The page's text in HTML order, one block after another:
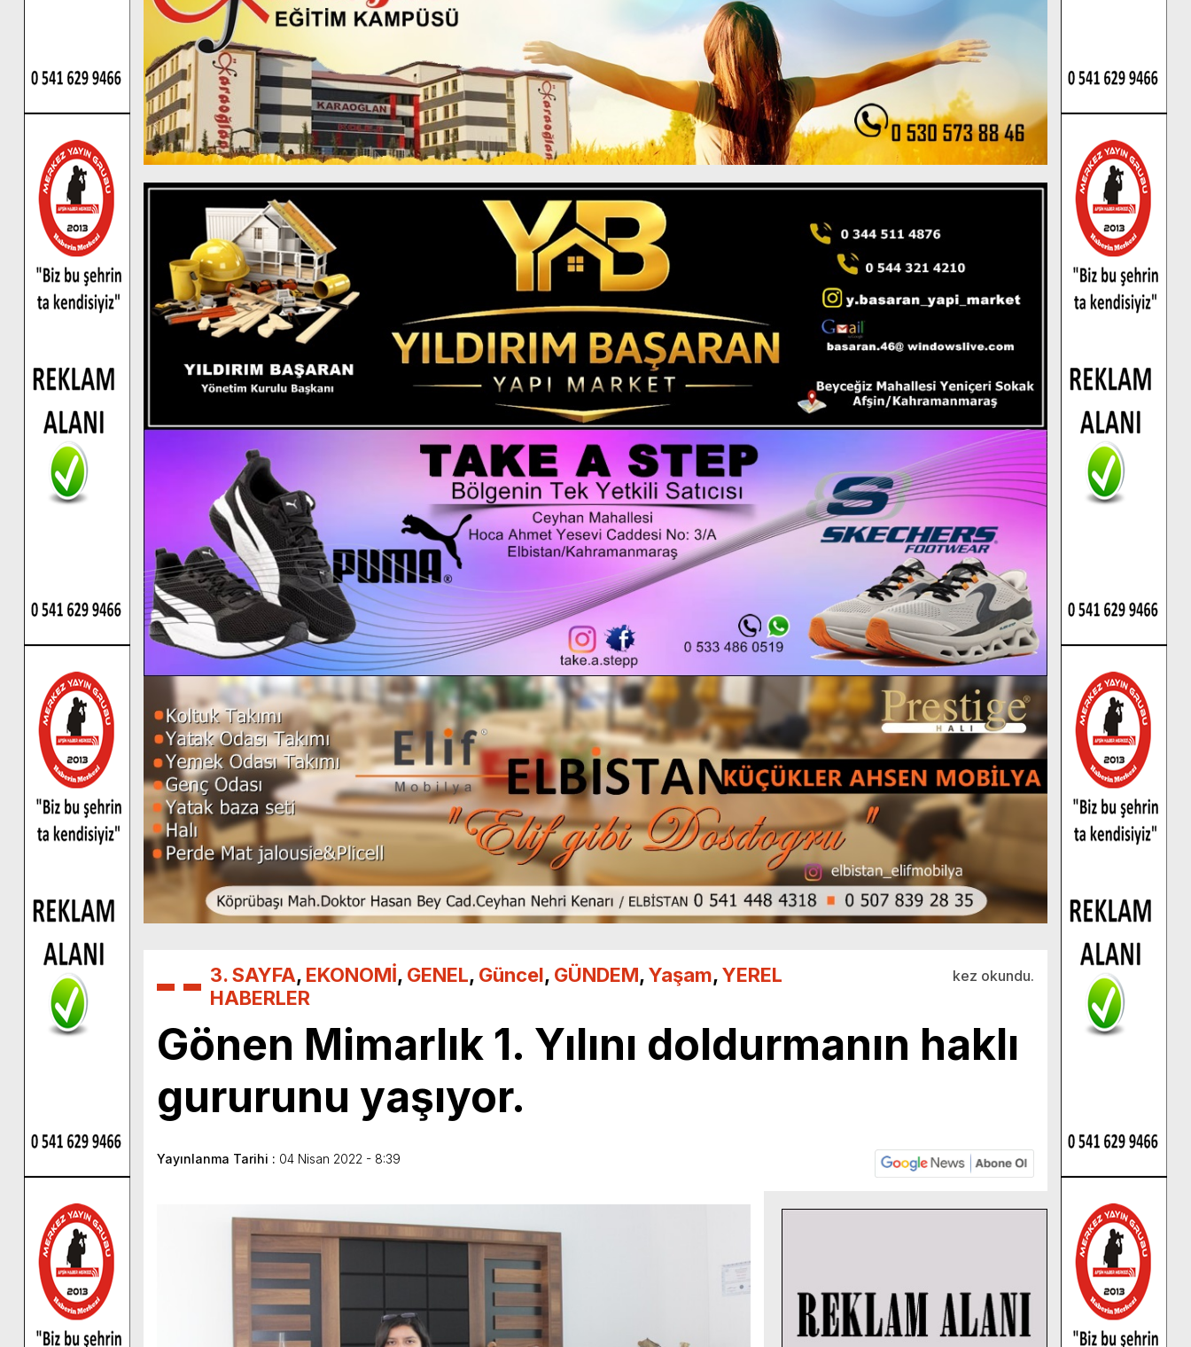
3. SAYFA, EKONOMİ, GENEL, Güncel, GÜNDEM,Yaşam,YEREL
HABERLER
kez okundu.
Gönen Mimarlık 1. Yılını doldurmanın haklı
gururunu yaşıyor.
Yayınlanma Tarihi : 04 Nisan 2022 - 8:39